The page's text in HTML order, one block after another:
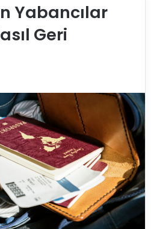
Yabancılar
Geri